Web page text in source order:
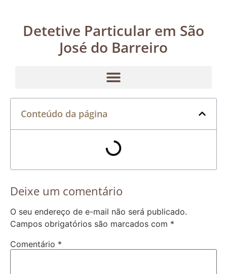
Detetive Particular em São
José do Barreiro
Conteúdo da página
Deixe um comentário
O seu endereço de e-mail não será publicado.
Campos obrigatórios são marcados com *
Comentário *